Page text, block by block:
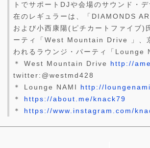
トでサポートDJや会場のサウンド・
在のレギュラーは、「DIAMONDS
および小西康陽(ピチカートファイブ)
ーティ「West Mountain Drive 」、
われるラウンジ・パーティ「Lounge
＊ West Mountain Drive http://
twitter:@westmd428
＊ Lounge NAMI http://
＊ https://about.me/knack79
＊ https://www.instagram.com/